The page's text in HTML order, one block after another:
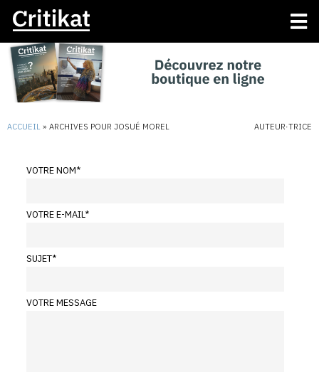
ACCUEIL » ARCHIVES POUR JOSUÉ MOREL AUTEUR·TRICE
VOTRE NOM*
VOTRE E-MAIL*
SUJET*
VOTRE MESSAGE